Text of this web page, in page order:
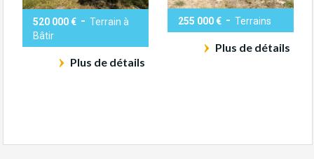
520 000 € - Terrain à
Bâtir
Plus de détails
255 000 € - Terrains
Plus de détails